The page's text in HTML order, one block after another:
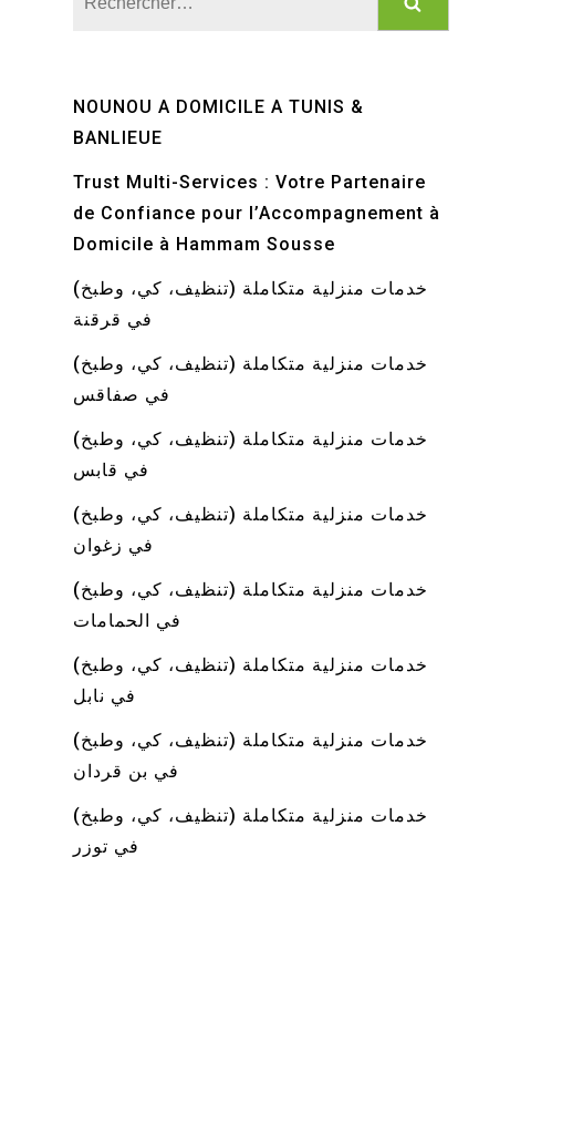
NOUNOU A DOMICILE A TUNIS &
BANLIEUE
Trust Multi-Services : Votre Partenaire
de Confiance pour l’Accompagnement à
Domicile à Hammam Sousse
خدمات منزلية متكاملة (تنظيف، كي، وطبخ)
في قرقنة
خدمات منزلية متكاملة (تنظيف، كي، وطبخ)
في صفاقس
خدمات منزلية متكاملة (تنظيف، كي، وطبخ)
في قابس
خدمات منزلية متكاملة (تنظيف، كي، وطبخ)
في زغوان
خدمات منزلية متكاملة (تنظيف، كي، وطبخ)
في الحمامات
خدمات منزلية متكاملة (تنظيف، كي، وطبخ)
في نابل
خدمات منزلية متكاملة (تنظيف، كي، وطبخ)
في بن قردان
خدمات منزلية متكاملة (تنظيف، كي، وطبخ)
في توزر